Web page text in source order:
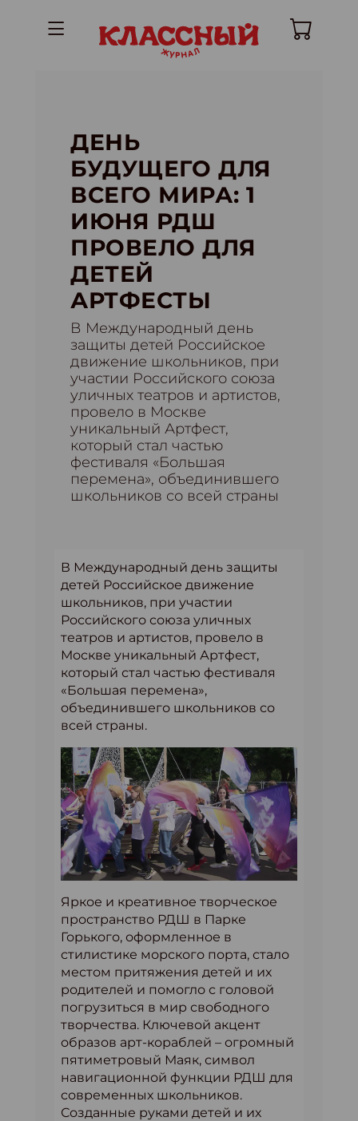
ДЕНЬ
БУДУЩЕГО ДЛЯ
ВСЕГО МИРА: 1
ИЮНЯ РДШ
ПРОВЕЛО ДЛЯ
ДЕТЕЙ
АРТФЕСТЫ
В Международный день
защиты детей Российское
движение школьников, при
участии Российского союза
уличных театров и артистов,
провело в Москве
уникальный Артфест,
который стал частью
фестиваля «Большая
перемена», объединившего
школьников со всей страны
В Международный день защиты
детей Российское движение
школьников, при участии
Российского союза уличных
театров и артистов, провело в
Москве уникальный Артфест,
который стал частью фестиваля
«Большая перемена»,
объединившего школьников со
всей страны.
Яркое и креативное творческое
пространство РДШ в Парке
Горького, оформленное в
стилистике морского порта, стало
местом притяжения детей и их
родителей и помогло с головой
погрузиться в мир свободного
творчества. Ключевой акцент
образов арт-кораблей – огромный
пятиметровый Маяк, символ
навигационной функции РДШ для
современных школьников.
Созданные руками детей и их